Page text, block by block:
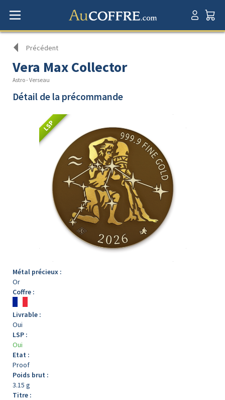
Précédent
Vera Max Collector
Astro - Verseau
Détail de la précommande
LSP
Métal précieux :
Or
Coffre :
Livrable :
Oui
LSP :
Oui
Etat :
Proof
Poids brut :
3.15 g
Titre :